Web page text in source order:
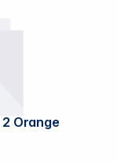
Apple Airpods Max 2 Orange